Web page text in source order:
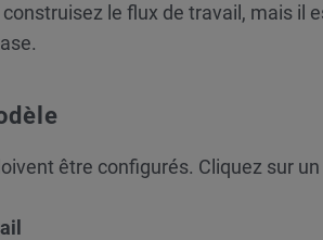
le flux de travail, mais il
être configurés. Cliquez sur